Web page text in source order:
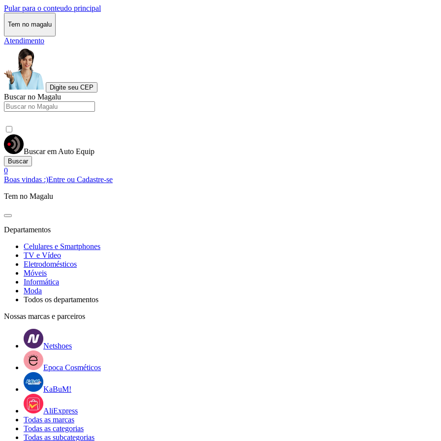
Pular para o conteudo principal
Tem no magalu
Atendimento
Digite seu CEP
Buscar no Magalu
Buscar em Auto Equip
Buscar
0
Boas vindas :)Entre ou Cadastre-se
Tem no Magalu
Departamentos
Celulares e Smartphones
TV e Vídeo
Eletrodomésticos
Móveis
Informática
Moda
Todos os departamentos
Nossas marcas e parceiros
Netshoes
Epoca Cosméticos
KaBuM!
AliExpress
Todas as marcas
Todas as categorias
Todas as subcategorias